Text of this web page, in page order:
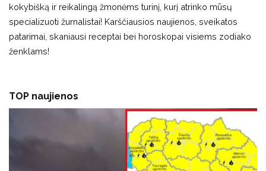
kokybišką ir reikalingą žmonėms turinį, kurį atrinko mūsų
specializuoti žurnalistai! Karščiausios naujienos, sveikatos
patarimai, skaniausi receptai bei horoskopai visiems zodiako
ženklams!
TOP naujienos